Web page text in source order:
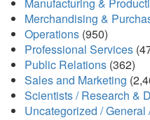
Manufacturing &
Merchandising &
Operations (950)
Professional Services
Public Relations (362)
Sales and Marketing
Scientists / Research &
Uncategorized / General